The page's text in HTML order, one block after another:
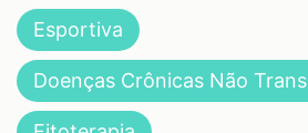
Esportiva
Doenças Crônicas Não